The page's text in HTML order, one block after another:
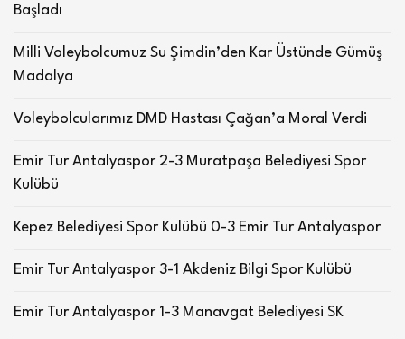
Başladı
Milli Voleybolcumuz Su Şimdin’den Kar Üstünde Gümüş
Madalya
Voleybolcularımız DMD Hastası Çağan’a Moral Verdi
Emir Tur Antalyaspor 2-3 Muratpaşa Belediyesi Spor
Kulübü
Kepez Belediyesi Spor Kulübü 0-3 Emir Tur Antalyaspor
Emir Tur Antalyaspor 3-1 Akdeniz Bilgi Spor Kulübü
Emir Tur Antalyaspor 1-3 Manavgat Belediyesi SK